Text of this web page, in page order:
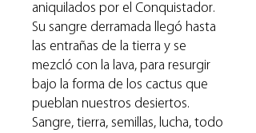
aniquilados por el Conquistador.
Su sangre derramada llegó hasta
las entrañas de la tierra y se
mezcló con la lava, para resurgir
bajo la forma de los cactus que
pueblan nuestros desiertos.
Sangre, tierra, semillas, lucha, todo